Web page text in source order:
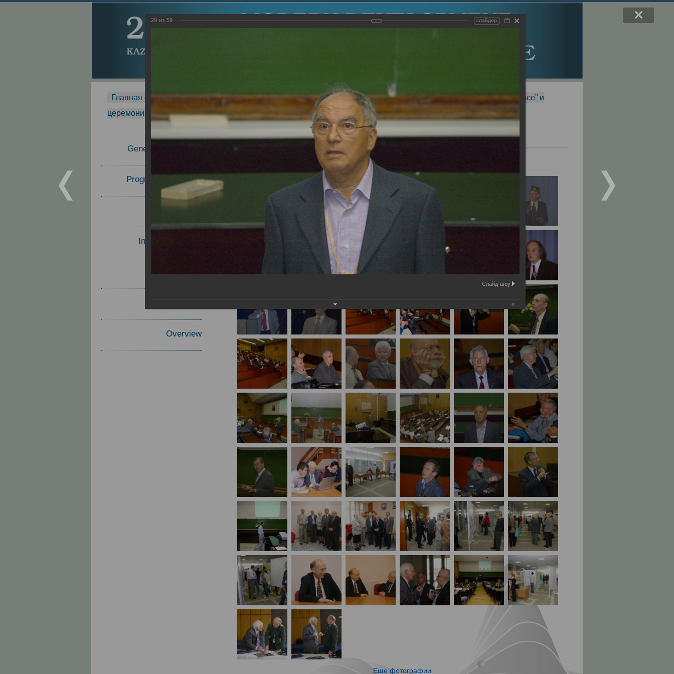
Главная страница MDMR - 2014 - Международная конференция “Modern Development of Magnetic Resonance” и
церемонии вручения премии Zavoisky Award - 2007 г.
General Information
Program Committee
Topics
Invited Speakers
Overview
Report
Еще фотографии
29 из 59 слайдер
Слайд-шоу: